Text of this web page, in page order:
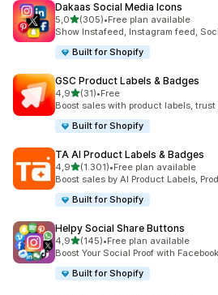
Dakaas Social Media Icons
5,0de 5 estrelas
(305)
305 total de avaliações
•Free plan available
Show Instafeed, Instagram feed,
Built for Shopify
GSC Product Labels & Badges
4,9de 5 estrelas
(31)
31 total de avaliações
•Free
Boost sales with product labels,
Built for Shopify
TA AI Product Labels & Badges
4,9de 5 estrelas
(1.301)
1301 total de avaliações
•Free plan available
Boost sales by AI Product Labels,
Built for Shopify
Helpy Social Share Buttons
4,9de 5 estrelas
(145)
145 total de avaliações
•Free plan available
Boost Your Social Proof with
Built for Shopify